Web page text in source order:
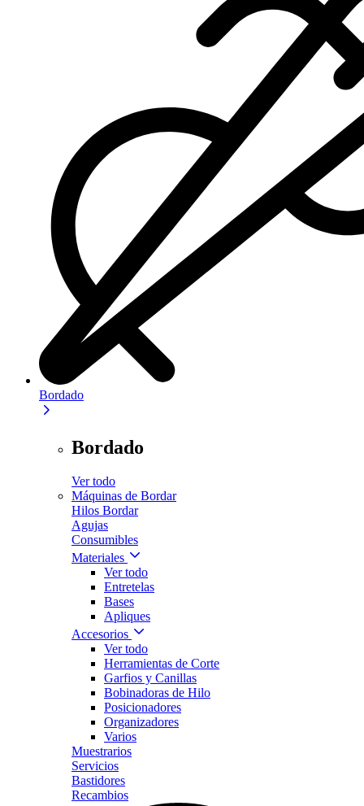
Bordado
Bordado
Ver todo
Máquinas de Bordar
Hilos Bordar
Agujas
Consumibles
Materiales
Ver todo
Entretelas
Bases
Apliques
Accesorios
Ver todo
Herramientas de Corte
Garfios y Canillas
Bobinadoras de Hilo
Posicionadores
Organizadores
Varios
Muestrarios
Servicios
Bastidores
Recambios